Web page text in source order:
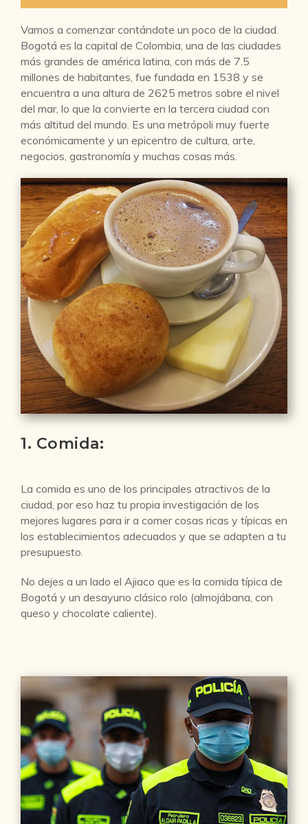
Vamos a comenzar contándote un poco de la ciudad.
Bogotá es la capital de Colombia, una de las ciudades
más grandes de américa latina, con más de 7.5
millones de habitantes, fue fundada en 1538 y se
encuentra a una altura de 2625 metros sobre el nivel
del mar, lo que la convierte en la tercera ciudad con
más altitud del mundo. Es una metrópoli muy fuerte
económicamente y un epicentro de cultura, arte,
negocios, gastronomía y muchas cosas más.
1. Comida:
La comida es uno de los principales atractivos de la
ciudad, por eso haz tu propia investigación de los
mejores lugares para ir a comer cosas ricas y típicas en
los establecimientos adecuados y que se adapten a tu
presupuesto.
No dejes a un lado el Ajiaco que es la comida típica de
Bogotá y un desayuno clásico rolo (almojábana, con
queso y chocolate caliente).